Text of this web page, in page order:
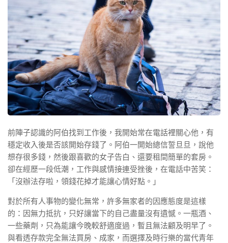
前陣子認識的阿伯找到工作後，我開始常在電話裡關心他，有
穩定收入後是否該開始存錢了。阿伯一開始總信誓旦旦，說他
想存很多錢，然後跟喜歡的女子告白、還要租間簡單的套房。
卻在經歷一段低潮，工作與感情接連受挫後，在電話中苦笑：
「沒辦法存啦，領錢花掉才能讓心情好點。」
對於所有人事物的變化無常，許多無家者的因應態度是這樣
的：因無力抵抗，只好讓當下的自己盡量沒有遺憾。一瓶酒、
一些藥劑，只為能讓今晚較舒適度過，暫且無法顧及明早了。
與看透存款完全無法買房、成家，而選擇及時行樂的當代青年